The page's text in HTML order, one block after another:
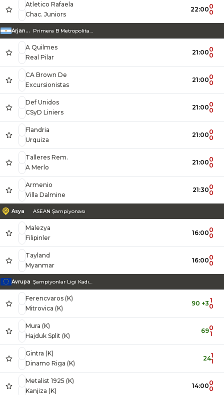
Atletico Rafaela
Chac. Juniors
22:000
0
Arjantin
A Quilmes
Real Pilar
21:000
0
CA Brown De
Excursionistas
21:000
0
Def Unidos
CSyD Liniers
21:000
0
Flandria
Urquiza
21:000
0
Talleres Rem.
A Merlo
21:000
0
Armenio
Villa Dalmine
21:300
0
Asya ASEAN Şampiyonası
Malezya
Filipinler
16:000
0
Tayland
Myanmar
16:000
0
Avrupa
Ferencvaros (K)
Mitrovica (K)
90 +3 1
0
Mura (K)
Hajduk Split (K)
690
1
Gintra (K)
Dinamo Riga (K)
241
1
Metalist 1925 (K)
Kanjiza (K)
14:000
0